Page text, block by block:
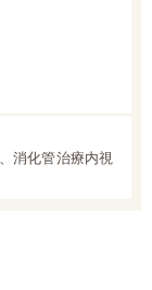
消化管治療内視